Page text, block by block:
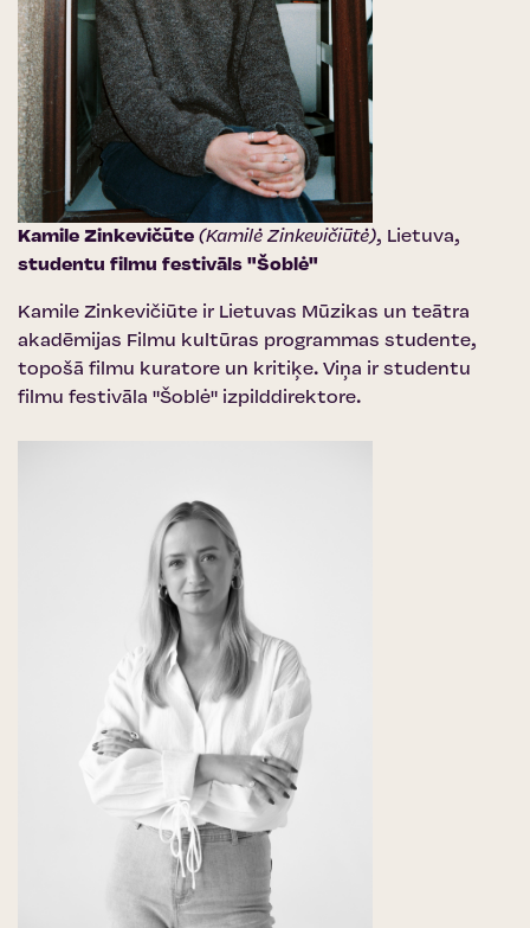
Kamile Zinkevičūte (Kamilė Zinkevičiūtė), Lietuva,
studentu filmu festivāls "Šoblė"
Kamile Zinkevičiūte ir Lietuvas Mūzikas un teātra
akadēmijas Filmu kultūras programmas studente,
topošā filmu kuratore un kritiķe. Viņa ir studentu
filmu festivāla "Šoblė" izpilddirektore.